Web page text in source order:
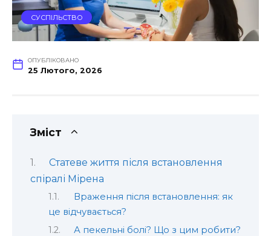
СУСПІЛЬСТВО
ОПУБЛІКОВАНО
25 Лютого, 2026
Зміст
Статеве життя після встановлення
спіралі Мірена
Враження після встановлення: як
це відчувається?
А пекельні болі? Що з цим робити?